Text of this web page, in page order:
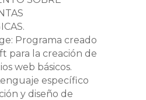
Programa creado
para la creación de
web básicos.
específico
y diseño de